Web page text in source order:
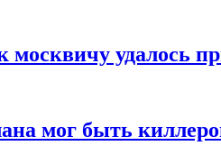
удалось
мог быть